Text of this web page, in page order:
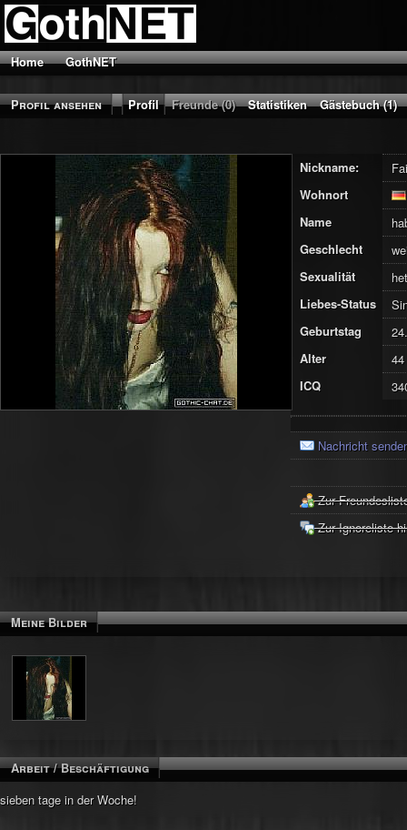
Home GothNET
Profil ansehen Profil Freunde (0) Statistiken Gästebuch (1)
Nickname:
Wohnort
Name
Geschlecht
Sexualität
Liebes-Status
Geburtstag
Alter
44
ICQ
Nachricht
Zur
Zur Ignoreliste
Meine Bilder
Arbeit / Beschäftigung
sieben tage in der Woche!